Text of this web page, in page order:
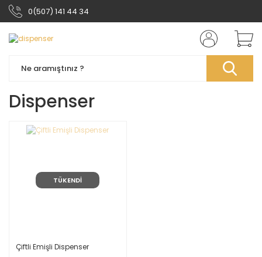
0(507) 141 44 34
Dispenser
TÜKENDİ
Çiftli Emişli Dispenser